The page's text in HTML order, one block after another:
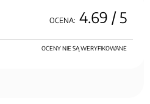
OCENA: 4.69 / 5
OCENY NIE SĄ WERYFIKOWANE